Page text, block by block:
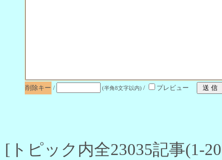
削除キー / (半角8文字以内) / プレビュー
[トピック内全23035記事(1-